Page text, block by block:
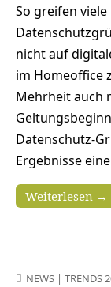
So greifen
nicht auf
im Homeoffice
Mehrheit auch
Datenschutz-
Ergebnisse
Weiterlesen →
NEWS | TRENDS